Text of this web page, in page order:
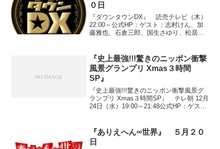
０日
『ダウンタウンDX』 読売テレビ（木）
22:00～公式HP：ゲスト：志村けん、加
藤雅也、石倉三郎、国生さゆり、松居直
査 ついつい買ってしまうグランプリ』
※家にあるのに...
『史上最強!!!驚きのニッポン衝撃
風景グランプリ Xmas３時間
SP』
『史上最強!!!驚きのニッポン衝撃風景グ
ランプリ Xmas３時間SP』 テレ朝 12月
24日（水）19:00～21:48公式HP：ゲス
咲くお花畑』三重県桑名市○投稿...
『ありえへん∞世界』 ５月２０
日